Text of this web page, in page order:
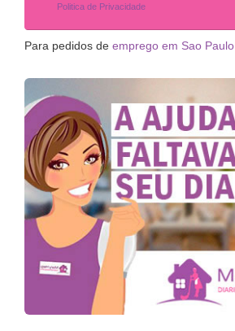
Politica de Privacidade
Para pedidos de emprego em Sao Paulo